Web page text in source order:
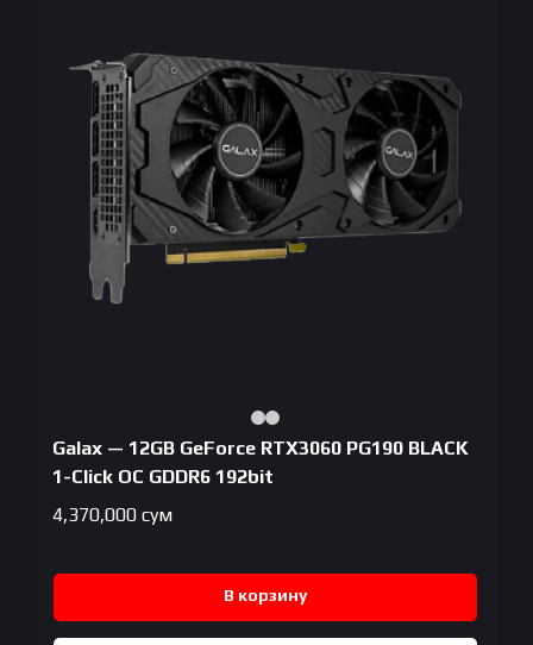
Galax — 12GB GeForce RTX3060 PG190 BLACK
1-Click OC GDDR6 192bit
4,370,000 сум
В корзину